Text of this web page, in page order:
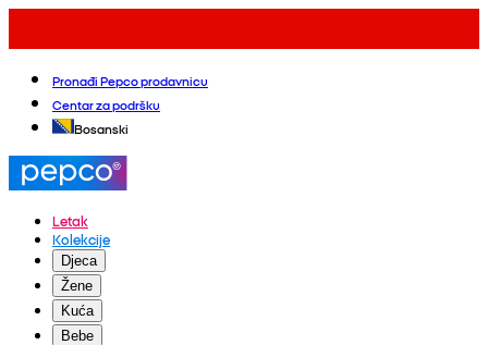
Pronađi Pepco prodavnicu
Centar za podršku
Bosanski
Letak
Kolekcije
Djeca
Žene
Kuća
Bebe